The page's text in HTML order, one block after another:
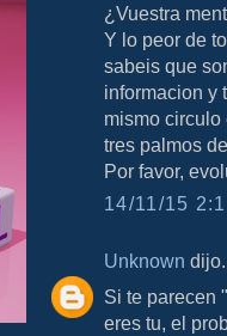
¿Vuestra
Y lo peor de
sabeis que
informacion y
mismo
tres palmos
Por favor,
14/11/15
Unknown
Si te parecen
eres tu, el